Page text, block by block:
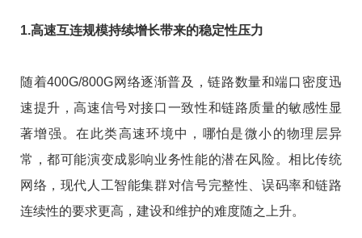
1.高速互连规模持续增长带来的稳定性压力
随着400G/800G网络逐渐普及，链路数量和端口密度迅
速提升，高速信号对接口一致性和链路质量的敏感性显
著增强。在此类高速环境中，哪怕是微小的物理层异
常，都可能演变成影响业务性能的潜在风险。相比传统
网络，现代人工智能集群对信号完整性、误码率和链路
连续性的要求更高，建设和维护的难度随之上升。